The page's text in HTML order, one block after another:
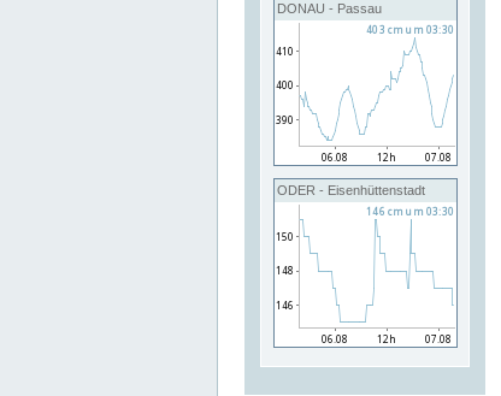
DONAU - Passau
ODER - Eisenhüttenstadt